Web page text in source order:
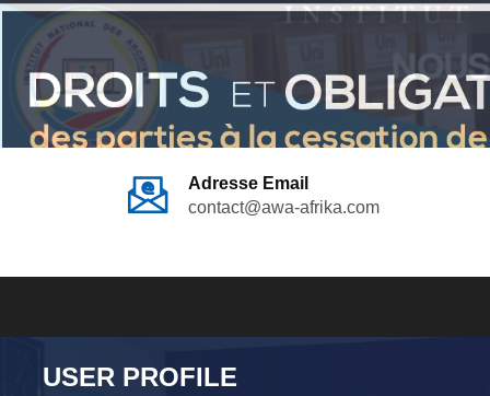
Adresse Email
contact@awa-afrika.com
USER PROFILE